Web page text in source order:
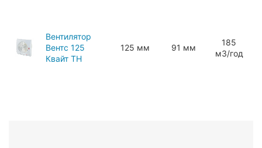
Вентилятор
Вентс 125
Квайт ТН
125 мм 91 мм
185
мЗ/год